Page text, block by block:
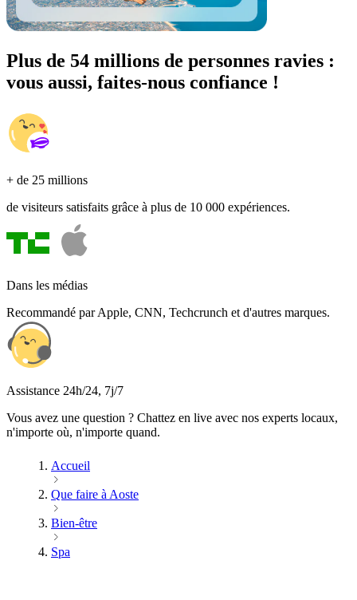
Plus de 54 millions de personnes ravies :
vous aussi, faites-nous confiance !
+ de 25 millions
de visiteurs satisfaits grâce à plus de 10 000 expériences.
Dans les médias
Recommandé par Apple, CNN, Techcrunch et d'autres marques.
Assistance 24h/24, 7j/7
Vous avez une question ? Chattez en live avec nos experts locaux,
n'importe où, n'importe quand.
Accueil
Que faire à Aoste
Bien-être
Spa